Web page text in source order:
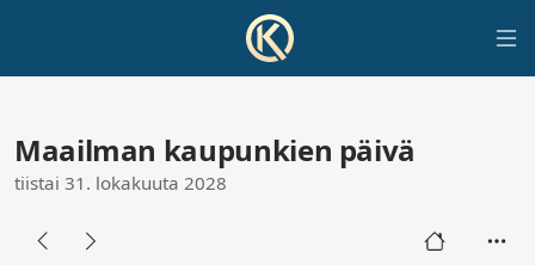
Maailman kaupunkien päivä
tiistai 31. lokakuuta 2028